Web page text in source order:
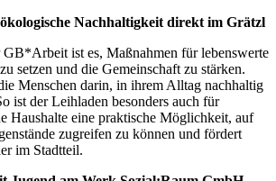
Nachhaltigkeit direkt im Grätzl
ist es, Maßnahmen für lebenswerte
setzen und die Gemeinschaft zu stärken.
Menschen darin, in ihrem Alltag nachhaltig
ist der Leihladen besonders auch für
Haushalte eine praktische Möglichkeit, auf
zugreifen zu können und fördert
im Stadtteil.